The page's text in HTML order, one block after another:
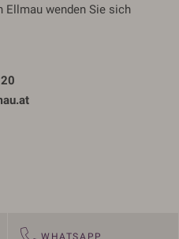
Ellmau wenden Sie sich
WHATSAPP